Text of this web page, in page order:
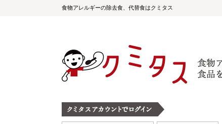
食物アレルギーの除去食、代替食はクミタス